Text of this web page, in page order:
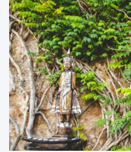
n
a
P
ó
ł
w
y
s
p
i
e
H
e